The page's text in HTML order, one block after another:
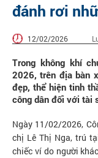
đánh rơi
12/02/2026
Trong không khí
2026, trên địa bàn
đẹp, thể hiện tinh
công dân đối với tài
Ngày 11/02/2026,
chị Lê Thị Nga, trú
chiếc ví do người